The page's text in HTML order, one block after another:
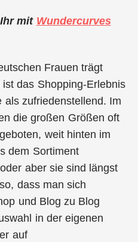
mit Wundercurves
Frauen trägt
das Shopping-Erlebnis
als zufriedenstellend. Im
die großen Größen oft
weit hinten im
dem Sortiment
aber sie sind längst
dass man sich
und Blog zu Blog
in der eigenen
auf